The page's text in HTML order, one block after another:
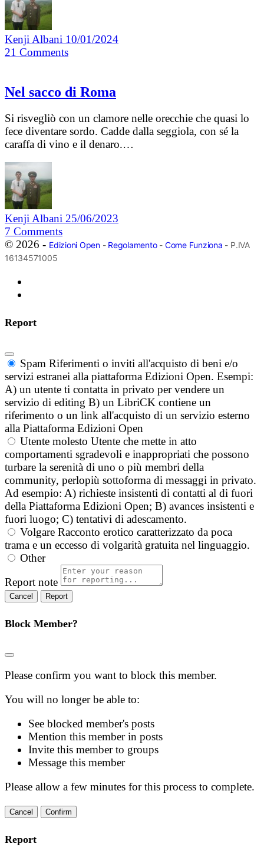
Kenji Albani 10/01/2024
21 Comments
Nel sacco di Roma
Si risvegliò con un clamore nelle orecchie che quasi lo
fece diventare sordo. Cadde dalla seggiola, con sé la
caraffa di vino e il denaro.…
Kenji Albani 25/06/2023
7 Comments
© 2026 - Edizioni Open- Regolamento- Come Funziona - P.IVA
16134571005
Report
Spam Riferimenti o inviti all'acquisto di beni e/o
servizi estranei alla piattaforma Edizioni Open. Esempi:
A) un utente ti contatta in privato per vendere un
servizio di editing B) un LibriCK contiene un
riferimento o un link all'acquisto di un servizio esterno
alla Piattaforma Edizioni Open
Utente molesto Utente che mette in atto
comportamenti sgradevoli e inappropriati che possono
turbare la serenità di uno o più membri della
community, perlopiù sottoforma di messaggi in privato.
Ad esempio: A) richieste insistenti di contatti al di fuori
della Piattaforma Edizioni Open; B) avances insistenti e
fuori luogo; C) tentativi di adescamento.
Volgare Racconto erotico caratterizzato da poca
trama e un eccesso di volgarità gratuita nel linguaggio.
Other
Report note
Report
Block Member?
Please confirm you want to block this member.
You will no longer be able to:
See blocked member's posts
Mention this member in posts
Invite this member to groups
Message this member
Please allow a few minutes for this process to complete.
Confirm
Report